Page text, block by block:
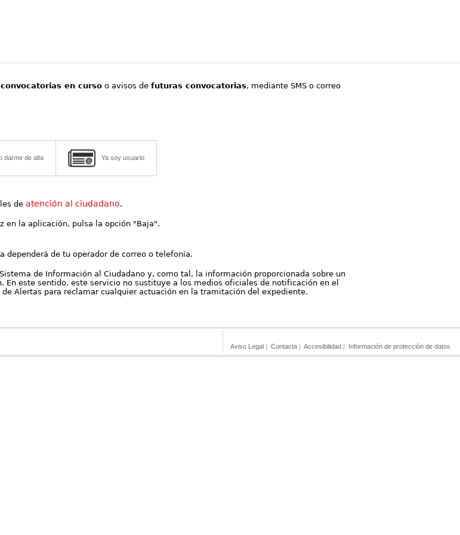
convocatorias en curso o avisos defuturas convocatorias, mediante SMS o correo
darme de alta Ya soy usuario
deatención al ciudadano.
en la aplicación, pulsa la opción "Baja".
dependerá de tu operador de correo o telefonía.
de Información al Ciudadano y, como tal, la información proporcionada sobre un
este sentido, este servicio no sustituye a los medios oficiales de notificación en el
Alertas para reclamar cualquier actuación en la tramitación del expediente.
Aviso Legal | Contacta | Accesibilidad | Información de protección de datos